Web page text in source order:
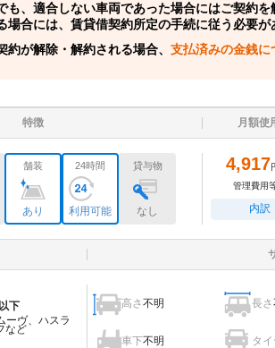
、適合しない車両であった場合にはご契約を
合には、賃貸借契約所定の手続に従う必要が
が解除・解約される場合、 支払済みの金銭に
特徴 月額使
舗装
あり
24時間
利用可能
貸与物
なし
4,917
管理費用
内訳
下
ーヴ、ハスラ
など
高さ不明 長さ
車下不明 タ